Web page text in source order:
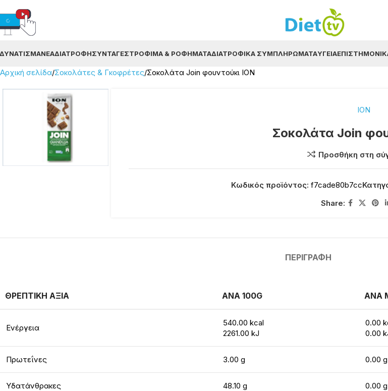
ΝΈΑΔΙΑΤΡΟΦΉΣΥΝΤΑΓΈΣΤΡΌΦΙΜΑ & ΡΟΦΉΜΑΤΑΔΙΑΤΡΟΦΙΚΆ ΣΥΜΠΛΗΡΏΜΑΤΑΥΓΕΊΑ
Αρχική σελίδα Σοκολάτες & Γκοφρέτες Σοκολάτα Join φουντούκι ΙΟΝ
ΙΟΝ
Σοκολάτα Join
Προσθήκη στη
Κωδικός προϊόντος: f7cade80b7cc
Share:
ΠΕΡΙΓΡΑΦΉ
ΘΡΕΠΤΙΚΗ ΑΞΙΑ ΑΝΑ 100G ΑΝΑ
Ενέργεια
540.00 kcal
2261.00 kJ
0.00
0.00
Πρωτεΐνες 3.00 g 0.00 g
Υδατάνθρακες 48.10 g 0.00 g